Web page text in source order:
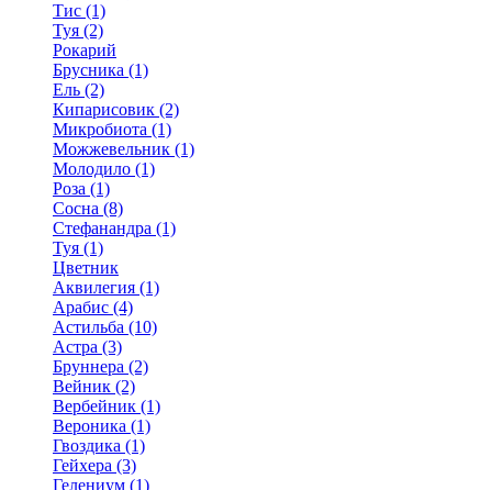
Тис (1)
Туя (2)
Рокарий
Брусника (1)
Ель (2)
Кипарисовик (2)
Микробиота (1)
Можжевельник (1)
Молодило (1)
Роза (1)
Сосна (8)
Стефанандра (1)
Туя (1)
Цветник
Аквилегия (1)
Арабис (4)
Астильба (10)
Астра (3)
Бруннера (2)
Вейник (2)
Вербейник (1)
Вероника (1)
Гвоздика (1)
Гейхера (3)
Гелениум (1)